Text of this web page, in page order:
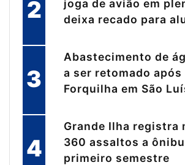
2
joga de avião em
deixa recado para
3
Abastecimento de
a ser retomado após
Forquilha em São
4
Grande Ilha registra
360 assaltos a
primeiro semestre